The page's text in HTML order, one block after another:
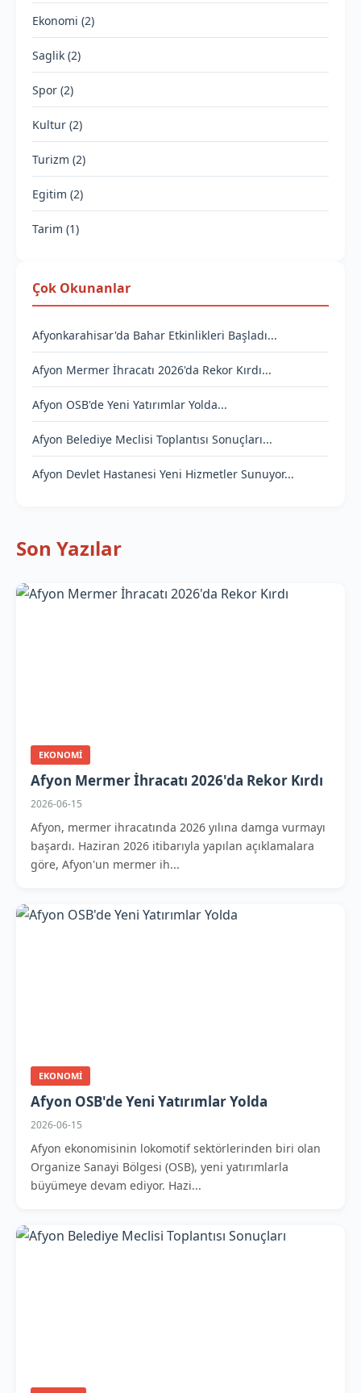
Ekonomi (2)
Saglik (2)
Spor (2)
Kultur (2)
Turizm (2)
Egitim (2)
Tarim (1)
Çok Okunanlar
Afyonkarahisar'da Bahar Etkinlikleri Başladı...
Afyon Mermer İhracatı 2026'da Rekor Kırdı...
Afyon OSB'de Yeni Yatırımlar Yolda...
Afyon Belediye Meclisi Toplantısı Sonuçları...
Afyon Devlet Hastanesi Yeni Hizmetler Sunuyor...
Son Yazılar
EKONOMI
Afyon Mermer İhracatı 2026'da Rekor Kırdı
2026-06-15
Afyon, mermer ihracatında 2026 yılına damga vurmayı
başardı. Haziran 2026 itibarıyla yapılan açıklamalara
göre, Afyon'un mermer ih...
EKONOMI
Afyon OSB'de Yeni Yatırımlar Yolda
2026-06-15
Afyon ekonomisinin lokomotif sektörlerinden biri olan
Organize Sanayi Bölgesi (OSB), yeni yatırımlarla
büyümeye devam ediyor. Hazi...